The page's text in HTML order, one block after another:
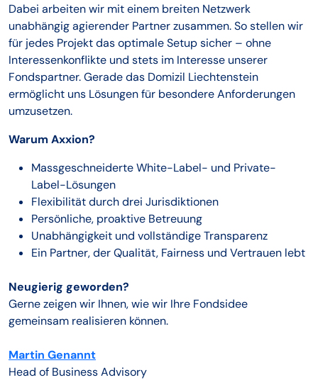
Dabei arbeiten wir mit einem breiten Netzwerk
unabhängig agierender Partner zusammen. So stellen wir
für jedes Projekt das optimale Setup sicher – ohne
Interessenkonflikte und stets im Interesse unserer
Fondspartner. Gerade das Domizil Liechtenstein
ermöglicht uns Lösungen für besondere Anforderungen
umzusetzen.
Warum Axxion?
Massgeschneiderte White-Label- und Private-
Label-Lösungen
Flexibilität durch drei Jurisdiktionen
Persönliche, proaktive Betreuung
Unabhängigkeit und vollständige Transparenz
Ein Partner, der Qualität, Fairness und Vertrauen lebt
Neugierig geworden?
Gerne zeigen wir Ihnen, wie wir Ihre Fondsidee
gemeinsam realisieren können.
Martin Genannt
Head of Business Advisory